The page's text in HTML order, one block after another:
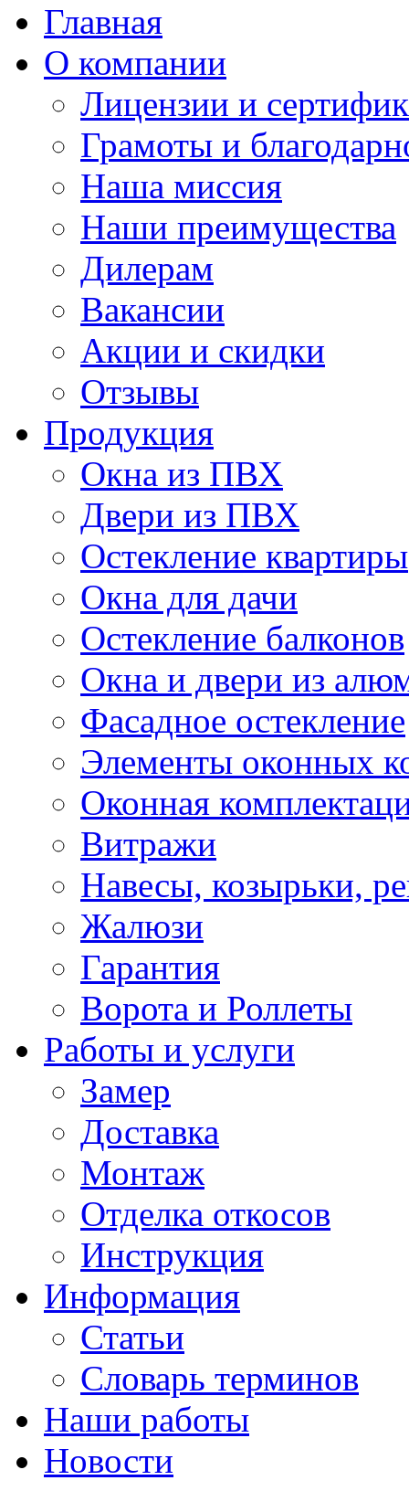
Главная
О компании
Лицензии и
Грамоты и
Наша миссия
Наши преимущества
Дилерам
Вакансии
Акции и скидки
Отзывы
Продукция
Окна из ПВХ
Двери из ПВХ
Остекление квартиры
Окна для дачи
Остекление балконов
Окна и двери из
Фасадное остекление
Элементы оконных
Оконная
Витражи
Навесы, козырьки,
Жалюзи
Гарантия
Ворота и Роллеты
Работы и услуги
Замер
Доставка
Монтаж
Отделка откосов
Инструкция
Информация
Статьи
Словарь терминов
Наши работы
Новости